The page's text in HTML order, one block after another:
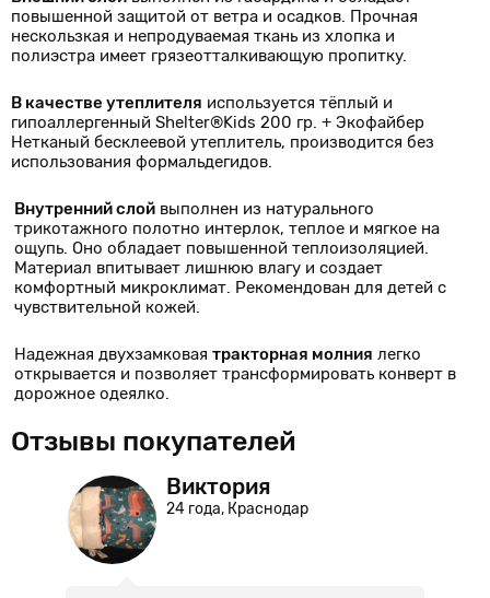
повышенной защитой от ветра и осадков. Прочная
нескользкая и непродуваемая ткань из хлопка и
полиэстра имеет грязеотталкивающую пропитку.
В качестве утеплителя используется тёплый и
гипоаллергенный Shelter®Kids 200 гр. + Экофайбер
Нетканый бесклеевой утеплитель, производится без
использования формальдегидов.
Внутренний слой выполнен из натурального
трикотажного полотно интерлок, теплое и мягкое на
ощупь. Оно обладает повышенной теплоизоляцией.
Материал впитывает лишнюю влагу и создает
комфортный микроклимат. Рекомендован для детей с
чувствительной кожей.
Надежная двухзамковая тракторная молния легко
открывается и позволяет трансформировать конверт в
дорожное одеялко.
Отзывы покупателей
Виктория
24 года, Краснодар